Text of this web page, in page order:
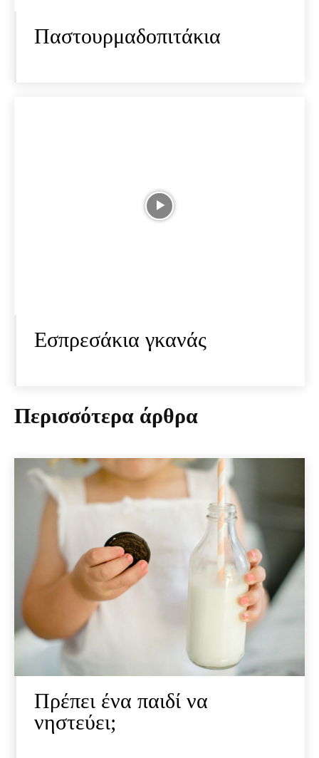
Παστουρμαδοπιτάκια
Εσπρεσάκια γκανάς
Περισσότερα άρθρα
Πρέπει ένα παιδί να
νηστεύει;